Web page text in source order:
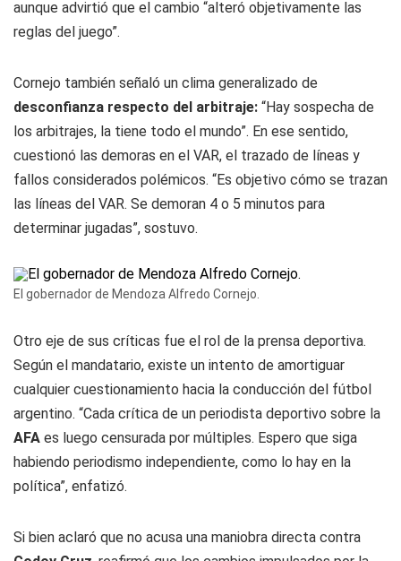
aunque advirtió que el cambio “alteró objetivamente las
reglas del juego”.
Cornejo también señaló un clima generalizado de
desconfianza respecto del arbitraje: “Hay sospecha de
los arbitrajes, la tiene todo el mundo”. En ese sentido,
cuestionó las demoras en el VAR, el trazado de líneas y
fallos considerados polémicos. “Es objetivo cómo se trazan
las líneas del VAR. Se demoran 4 o 5 minutos para
determinar jugadas”, sostuvo.
El gobernador de Mendoza Alfredo Cornejo.
Otro eje de sus críticas fue el rol de la prensa deportiva.
Según el mandatario, existe un intento de amortiguar
cualquier cuestionamiento hacia la conducción del fútbol
argentino. “Cada crítica de un periodista deportivo sobre la
AFA es luego censurada por múltiples. Espero que siga
habiendo periodismo independiente, como lo hay en la
política”, enfatizó.
Si bien aclaró que no acusa una maniobra directa contra